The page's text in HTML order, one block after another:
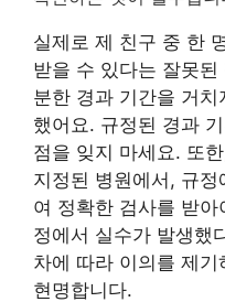
실제로 제 친구 중 한
받을 수 있다는 잘못
분한 경과 기간을 거
했어요. 규정된 경과
점을 잊지 마세요. 또
지정된 병원에서, 규
여 정확한 검사를 받
정에서 실수가 발생했
차에 따라 이의를 제
현명합니다.